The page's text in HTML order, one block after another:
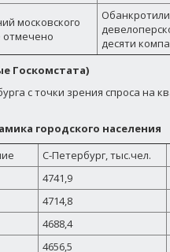
московского
отмечено
десяти
Госкомстата)
с точки зрения спроса на
городского населения
С-Петербург, тыс.чел.
4741,9
4714,8
4688,4
4656,5